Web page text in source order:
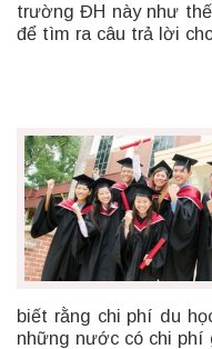
trường ĐH này như
để tìm ra câu trả lời
biết rằng chi phí du
những nước có chi phí